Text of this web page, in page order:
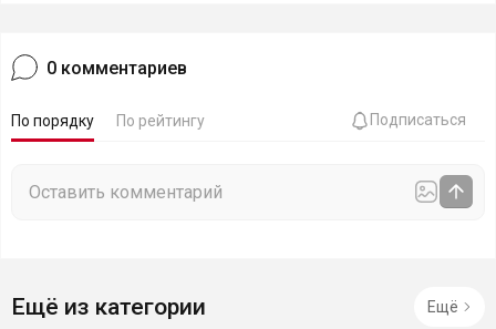
0 комментариев
По порядку По рейтингу Подписаться
Ещё из категории Ещё